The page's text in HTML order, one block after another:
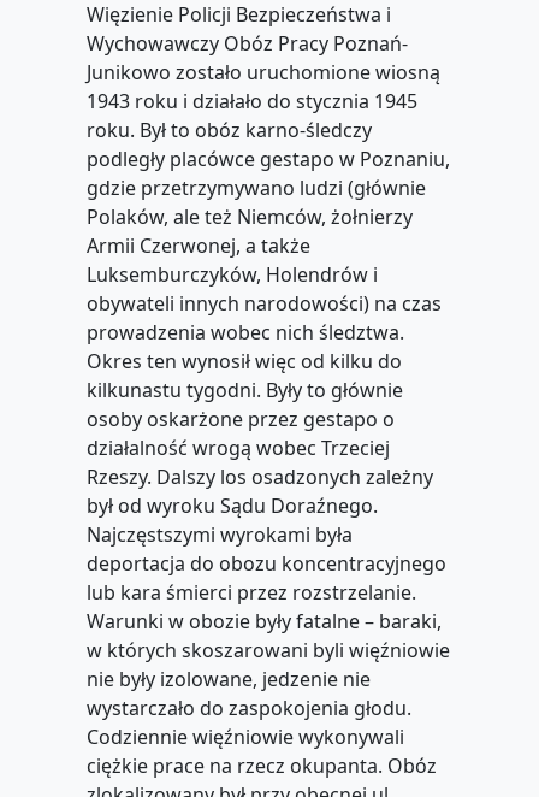
Więzienie Policji Bezpieczeństwa i
Wychowawczy Obóz Pracy Poznań-
Junikowo zostało uruchomione wiosną
1943 roku i działało do stycznia 1945
roku. Był to obóz karno-śledczy
podległy placówce gestapo w Poznaniu,
gdzie przetrzymywano ludzi (głównie
Polaków, ale też Niemców, żołnierzy
Armii Czerwonej, a także
Luksemburczyków, Holendrów i
obywateli innych narodowości) na czas
prowadzenia wobec nich śledztwa.
Okres ten wynosił więc od kilku do
kilkunastu tygodni. Były to głównie
osoby oskarżone przez gestapo o
działalność wrogą wobec Trzeciej
Rzeszy. Dalszy los osadzonych zależny
był od wyroku Sądu Doraźnego.
Najczęstszymi wyrokami była
deportacja do obozu koncentracyjnego
lub kara śmierci przez rozstrzelanie.
Warunki w obozie były fatalne – baraki,
w których skoszarowani byli więźniowie
nie były izolowane, jedzenie nie
wystarczało do zaspokojenia głodu.
Codziennie więźniowie wykonywali
ciężkie prace na rzecz okupanta. Obóz